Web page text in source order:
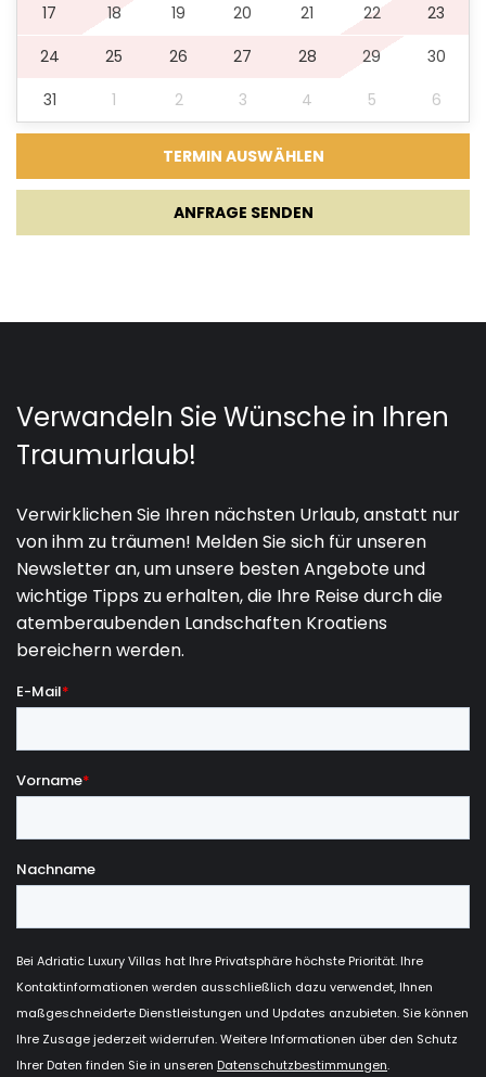
Kaffeemaschine
Hochstuhl
Weinkühlschrank
Blender
Wohnzimmer
Sofa
TV
Smart TV
Kamin
Unterhaltung
17
18 19 20 21 22
23
24
25 26 27 28 29
30
31
1 2 3 4 5 6
ANFRAGE SENDEN